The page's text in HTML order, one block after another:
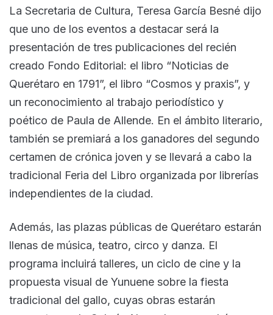
La Secretaria de Cultura, Teresa García Besné dijo
que uno de los eventos a destacar será la
presentación de tres publicaciones del recién
creado Fondo Editorial: el libro “Noticias de
Querétaro en 1791”, el libro “Cosmos y praxis”, y
un reconocimiento al trabajo periodístico y
poético de Paula de Allende. En el ámbito literario,
también se premiará a los ganadores del segundo
certamen de crónica joven y se llevará a cabo la
tradicional Feria del Libro organizada por librerías
independientes de la ciudad.
Además, las plazas públicas de Querétaro estarán
llenas de música, teatro, circo y danza. El
programa incluirá talleres, un ciclo de cine y la
propuesta visual de Yunuene sobre la fiesta
tradicional del gallo, cuyas obras estarán